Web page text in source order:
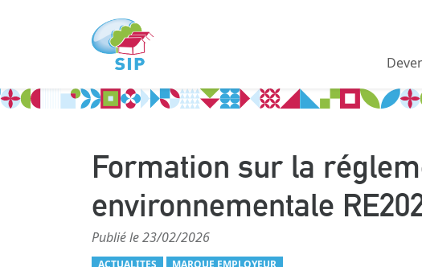
Formation sur la
environnementale
Publié le 23/02/2026
ACTUALITES MARQUE EMPLOYEUR